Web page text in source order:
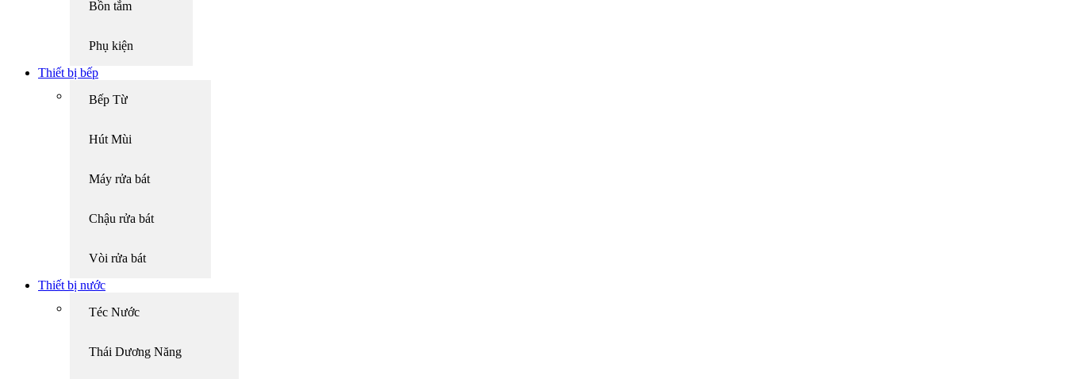
Bồn tắm
Phụ kiện
Thiết bị bếp
Bếp Từ
Hút Mùi
Máy rửa bát
Chậu rửa bát
Vòi rửa bát
Thiết bị nước
Téc Nước
Thái Dương Năng